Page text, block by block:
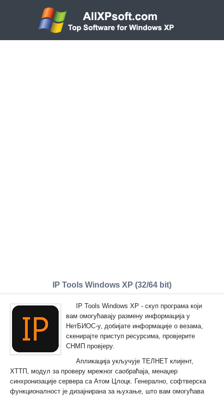
IP Tools Windows XP (32/64 bit)
IP Tools Windows XP - скуп програма који
вам омогућавају размену информација у
НетБИОС-у, добијате информације о везама,
скенирајте приступ ресурсима, провјерите
СНМП провјеру.
Апликација укључује ТЕЛНЕТ клијент,
ХТТП, модул за проверу мрежног саобраћаја, менаџер
синхронизације сервера са Атом Цлоцк. Генерално, софтверска
функционалност је дизајнирана за њухање, што вам омогућава